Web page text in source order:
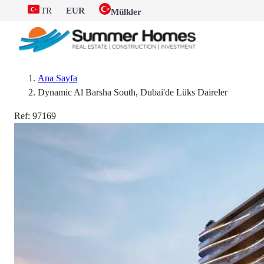
TR EUR Mülkler
Ana Sayfa
Dynamic Al Barsha South, Dubai'de Lüks Daireler
Ref: 97169